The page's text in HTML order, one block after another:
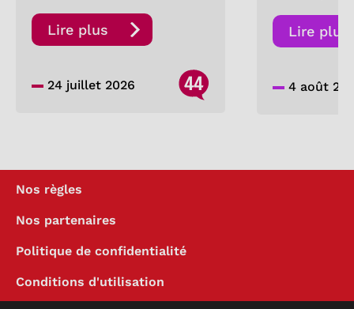
Lire plus
24 juillet 2026 44
Lire plus
4 août
Nos règles
Nos partenaires
Politique de confidentialité
Conditions d'utilisation